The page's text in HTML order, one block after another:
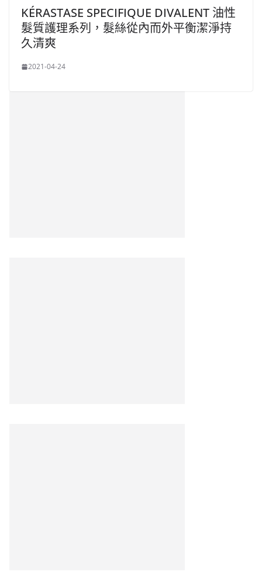
KÉRASTASE SPECIFIQUE DIVALENT 油性
髮質護理系列，髮絲從內而外平衡潔淨持
久清爽
2021-04-24